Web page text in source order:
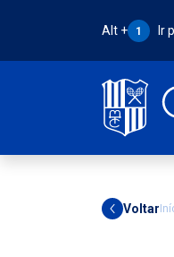
Atalho Alt +
Alt + 1 Ir
Voltar